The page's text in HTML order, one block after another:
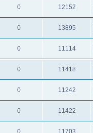
0 12152
0 13895
0 11114
0 11418
0 11242
0 11422
0 11703